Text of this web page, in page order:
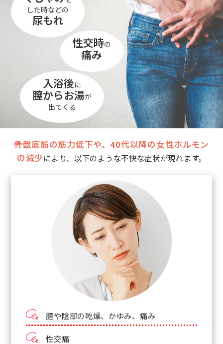
した時などの
尿もれ
性交時の
痛み
入浴後に
膣からお湯が
出てくる
骨盤底筋の筋力低下や、40代以降の女性ホルモン
の減少 により、以下のような不快な症状が現れます。
膣や陰部の乾燥、かゆみ、痛み
性交痛